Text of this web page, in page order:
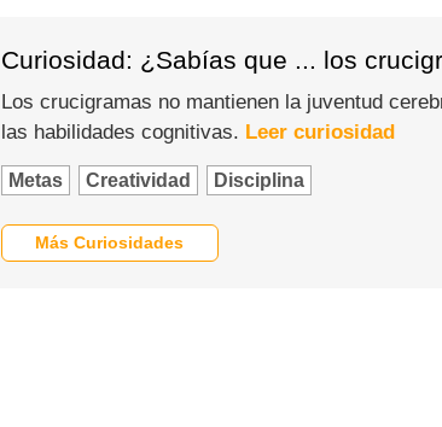
Curiosidad: ¿Sabías que ... los
Los crucigramas no mantienen la juventud
las habilidades cognitivas. Leer curiosidad
Metas Creatividad Disciplina
Más Curiosidades